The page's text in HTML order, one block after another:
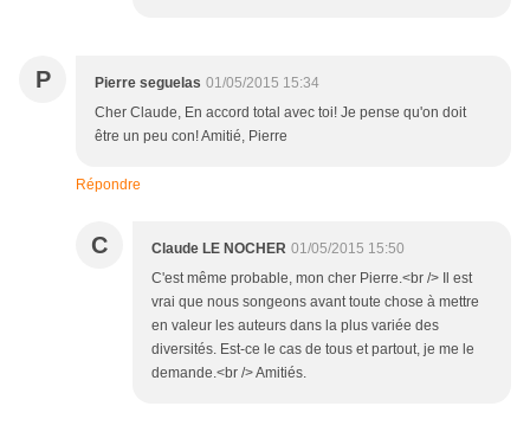
P Pierre seguelas 01/05/2015 15:34
Cher Claude, En accord total avec toi! Je pense qu'on doit
être un peu con! Amitié, Pierre
Répondre
C Claude LE NOCHER 01/05/2015 15:50
C'est même probable, mon cher Pierre.<br /> Il est
vrai que nous songeons avant toute chose à mettre
en valeur les auteurs dans la plus variée des
diversités. Est-ce le cas de tous et partout, je me le
demande.<br /> Amitiés.